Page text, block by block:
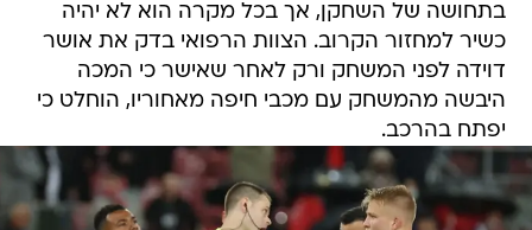
בתחושה של השחקן, אך בכל מקרה הוא לא יהיה
כשיר למחזור הקרוב. הצוות הרפואי בדק את אושר
דוידה לפני המשחק ורק לאחר שאישר כי המכה
היבשה מהמשחק עם מכבי חיפה מאחוריו, הוחלט כי
יפתח בהרכב.